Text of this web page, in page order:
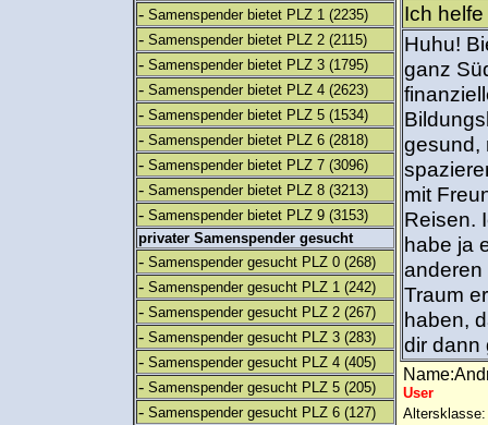
- Samenspender bietet PLZ 1 (2235)
- Samenspender bietet PLZ 2 (2115)
- Samenspender bietet PLZ 3 (1795)
- Samenspender bietet PLZ 4 (2623)
- Samenspender bietet PLZ 5 (1534)
- Samenspender bietet PLZ 6 (2818)
- Samenspender bietet PLZ 7 (3096)
- Samenspender bietet PLZ 8 (3213)
- Samenspender bietet PLZ 9 (3153)
privater Samenspender gesucht
- Samenspender gesucht PLZ 0 (268)
- Samenspender gesucht PLZ 1 (242)
- Samenspender gesucht PLZ 2 (267)
- Samenspender gesucht PLZ 3 (283)
- Samenspender gesucht PLZ 4 (405)
- Samenspender gesucht PLZ 5 (205)
- Samenspender gesucht PLZ 6 (127)
Ich
Huhu!
ganz
gesund,
mit
Reisen.
habe ja
anderen
Traum
haben,
dir dann
User
Altersklasse: